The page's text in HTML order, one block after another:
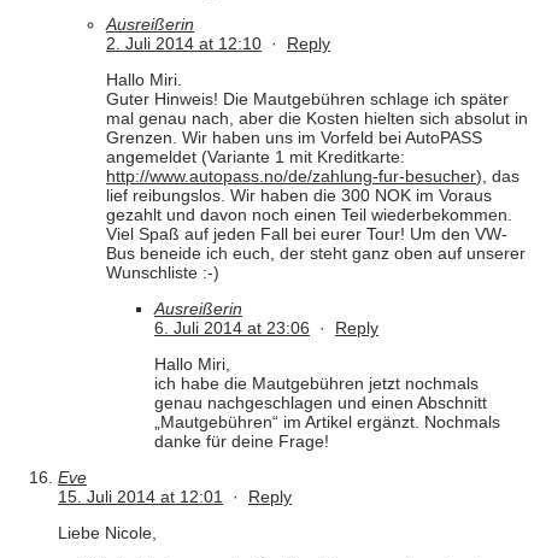
Ausreißerin
2. Juli 2014 at 12:10 · Reply
Hallo Miri.
Guter Hinweis! Die Mautgebühren schlage ich später
mal genau nach, aber die Kosten hielten sich absolut in
Grenzen. Wir haben uns im Vorfeld bei AutoPASS
angemeldet (Variante 1 mit Kreditkarte:
http://www.autopass.no/de/zahlung-fur-besucher), das
lief reibungslos. Wir haben die 300 NOK im Voraus
gezahlt und davon noch einen Teil wiederbekommen.
Viel Spaß auf jeden Fall bei eurer Tour! Um den VW-
Bus beneide ich euch, der steht ganz oben auf unserer
Wunschliste :-)
Ausreißerin
6. Juli 2014 at 23:06 · Reply
Hallo Miri,
ich habe die Mautgebühren jetzt nochmals
genau nachgeschlagen und einen Abschnitt
„Mautgebühren“ im Artikel ergänzt. Nochmals
danke für deine Frage!
Eve
15. Juli 2014 at 12:01 · Reply
Liebe Nicole,